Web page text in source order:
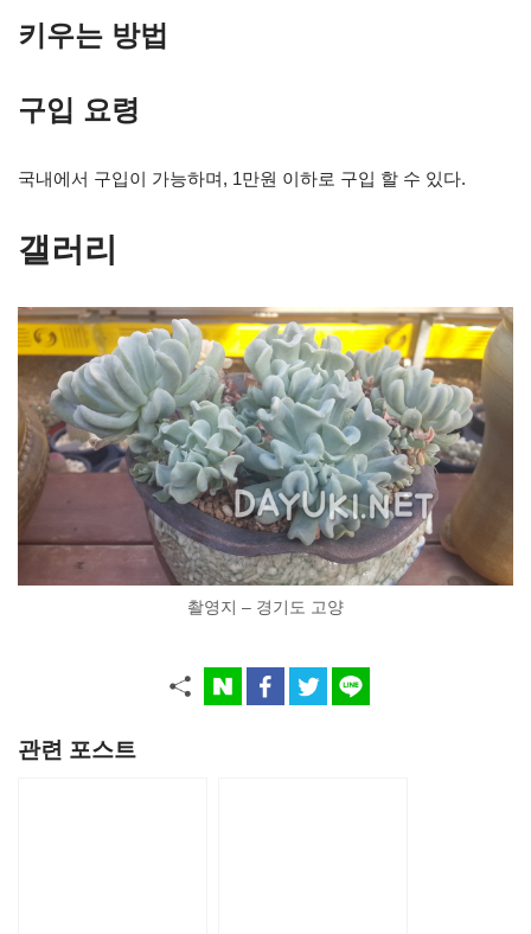
키우는 방법
구입 요령
국내에서 구입이 가능하며, 1만원 이하로 구입 할 수 있다.
갤러리
촬영지 – 경기도 고양
관련 포스트